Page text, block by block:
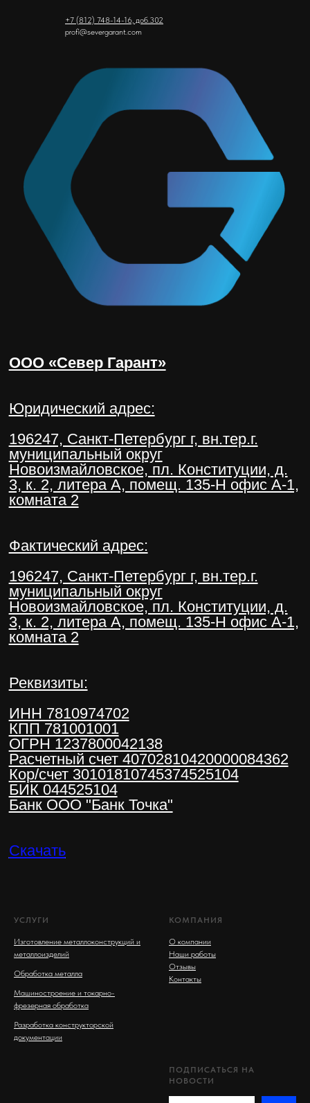
+7 (812) 748-14-16, доб.302
profi@severgarant.com
УСЛУГИ
Изготовление металлоконструкций и
металлоизделий
Обработка металла
Машиностроение и токарно-
фрезерная обработка
Разработка конструкторской
документации
КОМПАНИЯ
О компании
Наши работы
Отзывы
Контакты
ПОДПИСАТЬСЯ НА
НОВОСТИ